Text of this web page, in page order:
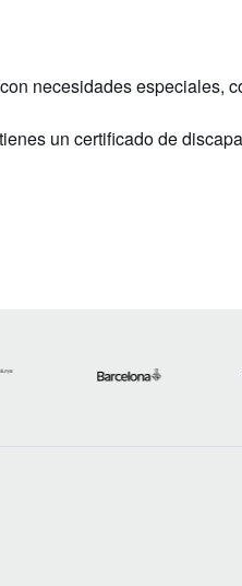
necesidades
un certificado de